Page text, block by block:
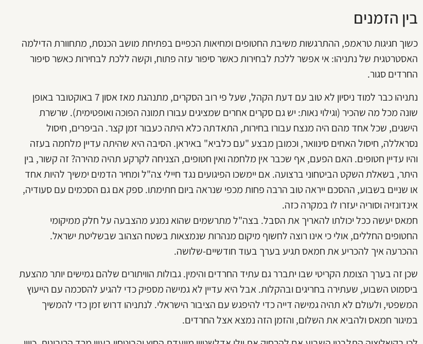
בין הזמנים
כשוך חגיגות טראמפ, ההתרגשות משיבת החטופים ומחיאות הכפיים בפתיחת מושב הכנסת, מתחוורת הדילמה
האסטרטגית של נתניהו: אי אפשר ללכת לבחירות כאשר סיפור עזה פתוח, וקשה ללכת לבחירות כאשר סיפור
החרדים סגור.
נתניהו כבר למוד ניסיון לא טוב עם דעת הקהל, שעל פי רוב הסקרים, מתנהגת מאז אסון 7 באוקטובר באופן
שונה מכל מה שהכיר (וגילוי נאות: יש גם סקרים אחרים שמציגים עבורו תמונה הפוכה ואופטימית). שרשרת
הישגים, שכל אחד מהם היה מנצח עבורו בחירות, התאדתה כלא היתה כעבור זמן קצר. הביפרים, חיסול
נסראללה, חיסול האחים סינוואר, וכמובן מבצע "עם כלביא" באיראן. הסיבה היא שהיתה עדיין מלחמה בעזה
והיו עדיין חטופים. האם הפעם, אף שכבר אין מלחמה ואין חטופים, הצניחה לקרקע תהיה מהירה? זה קשור, בין
היתר, בשאלת השקט הביטחוני ברצועה. אם יימשכו הפיגועים נגד חיילי צה"ל ומחיר הדמים ימשיך להיות אחד
או שניים בשבוע, ההסכם ייראה טוב הרבה פחות מכפי שנראה ביום חתימתו. ספק אם גם הסכמים עם סעודיה,
אינדונזיה וסוריה יעזרו לו במקרה כזה.
חמאס יעשה ככל יכולתו להאריך את הסבל. בצה"ל מתרשמים שהוא נמנע מהצבעה על חלק ממיקומי
החטופים החללים, אולי כי אינו רוצה לחשוף מיקום מנהרות שנמצאות בשטח הצהוב שבשליטת ישראל.
ההכרעה איך להכריע את חמאס תגיע בערך בעוד חודשיים-שלושה.
שכן זה בערך הצומת הקריטי שבו יתברר גם עתיד החרדים והימין. גבולות הוויתורים שלהם גמישים יותר מהצעת
ביסמוט השבוע, שעתירה בחריגים ובהקלות. אבל היא עדיין לא גמישה מספיק כדי להגיע להסכמה עם הייעוץ
המשפטי, ולעולם לא תהיה גמישה דייה כדי להיפגש עם הציבור הישראלי. לנתניהו דרוש זמן כדי להמשיך
במיגור חמאס ולהביא את השלום, והזמן הזה נמצא אצל החרדים.